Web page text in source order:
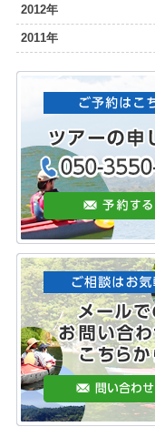
2012年
2011年